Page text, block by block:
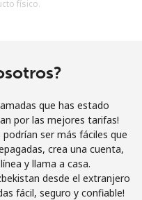
estoy de acuerdo con
→
físico.
que has estado
por las mejores tarifas!
ser más fáciles que
crea una cuenta,
y llama a casa.
desde el extranjero
fácil, seguro y confiable!